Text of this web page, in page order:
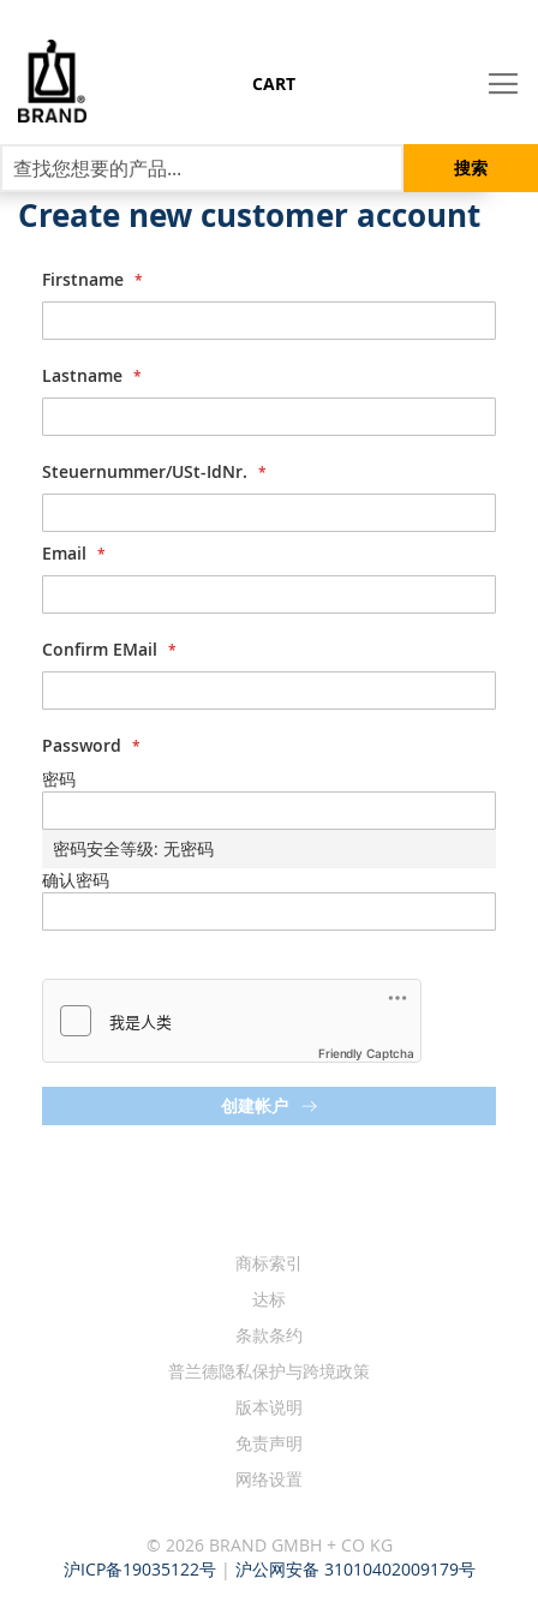
CART
搜索
Create new customer account
Firstname
Lastname
Steuernummer/USt-IdNr.
Email
Confirm EMail
Password
密码
密码安全等级: 无密码
确认密码
Friendly Captcha
创建帐户
商标索引
达标
条款条约
普兰德隐私保护与跨境政策
版本说明
免责声明
网络设置
© 2026 BRAND GMBH + CO KG
沪ICP备19035122号| 沪公网安备 31010402009179号